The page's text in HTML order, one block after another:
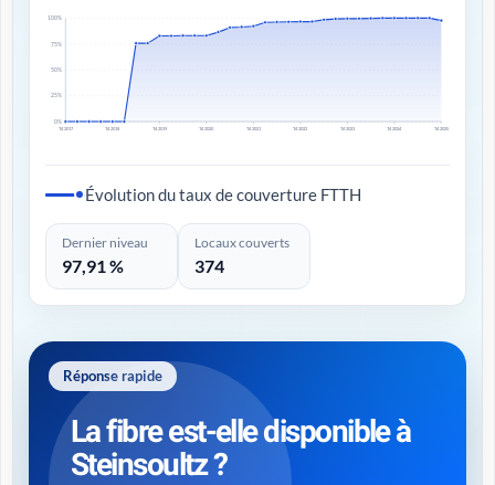
0%
25%
50%
75%
100%
T4 2017 T4 2018 T4 2019 T4 2020 T4 2021 T4 2022 T4 2023 T4 2024 T4 2025
Évolution du taux de couverture FTTH
Dernier niveau
97,91 %
Locaux couverts
374
Réponse rapide
La fibre est-elle disponible à
Steinsoultz ?